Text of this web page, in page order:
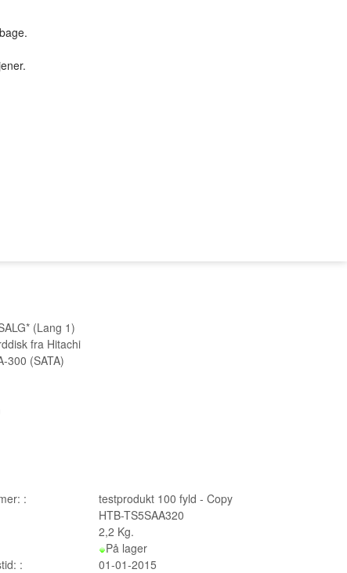
TILBUD & STUFF
(Lang 1)
fra Hitachi
300 (SATA)
:
testprodukt 100 fyld - Copy
HTB-TS5SAA320
2,2 Kg.
På lager
:
01-01-2015